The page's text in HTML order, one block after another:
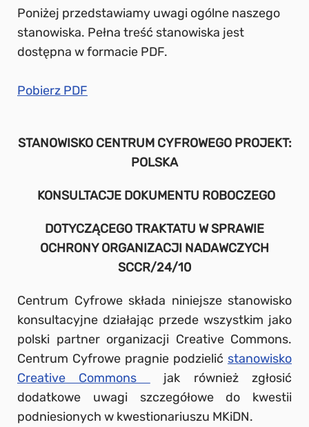
Poniżej przedstawiamy uwagi ogólne naszego
stanowiska. Pełna treść stanowiska jest
dostępna w formacie PDF.
Pobierz PDF
STANOWISKO CENTRUM CYFROWEGO PROJEKT:
POLSKA
KONSULTACJE DOKUMENTU ROBOCZEGO
DOTYCZĄCEGO TRAKTATU W SPRAWIE
OCHRONY ORGANIZACJI NADAWCZYCH
SCCR/24/10
Centrum Cyfrowe składa niniejsze stanowisko
konsultacyjne działając przede wszystkim jako
polski partner organizacji Creative Commons.
Centrum Cyfrowe pragnie podzielić stanowisko
Creative Commons
jak również zgłosić
dodatkowe uwagi szczegółowe do kwestii
podniesionych w kwestionariuszu MKiDN.